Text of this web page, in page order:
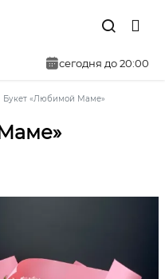
сегодня до 20:00
Букет «Любимой Маме»